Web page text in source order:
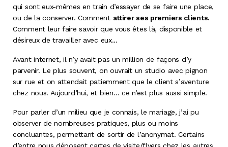
qui sont eux-mêmes en train d’essayer de se faire une place,
ou de la conserver. Comment attirer ses premiers clients.
Comment leur faire savoir que vous êtes là, disponible et
désireux de travailler avec eux...
Avant internet, il n’y avait pas un million de façons d’y
parvenir. Le plus souvent, on ouvrait un studio avec pignon
sur rue et on attendait patiemment que le client s’aventure
chez nous. Aujourd’hui, et bien… ce n’est plus aussi simple.
Pour parler d’un milieu que je connais, le mariage, j’ai pu
observer de nombreuses pratiques, plus ou moins
concluantes, permettant de sortir de l’anonymat. Certains
d’entre nous déposent cartes de visite/flyers chez les autres